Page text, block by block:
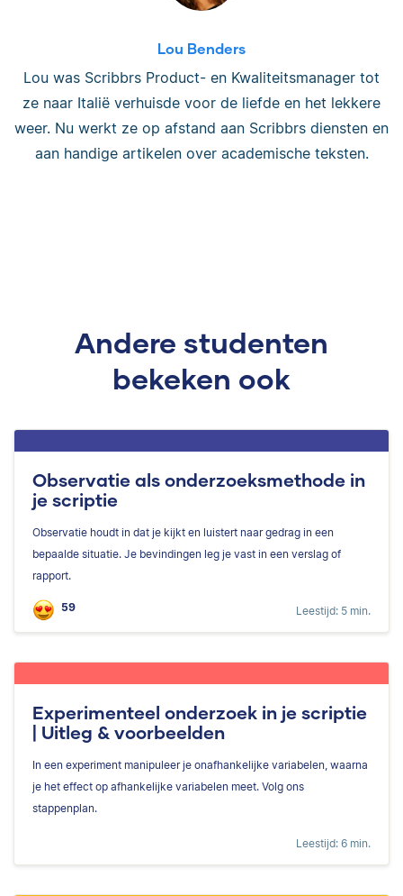
Lou Benders
Lou was Scribbrs Product- en Kwaliteitsmanager tot
ze naar Italië verhuisde voor de liefde en het lekkere
weer. Nu werkt ze op afstand aan Scribbrs diensten en
aan handige artikelen over academische teksten.
Andere studenten
bekeken ook
Observatie als onderzoeksmethode in
je scriptie
Observatie houdt in dat je kijkt en luistert naar gedrag in een
bepaalde situatie. Je bevindingen leg je vast in een verslag of
rapport.
59 Leestijd: 5 min.
Experimenteel onderzoek in je scriptie
| Uitleg & voorbeelden
In een experiment manipuleer je onafhankelijke variabelen, waarna
je het effect op afhankelijke variabelen meet. Volg ons
stappenplan.
Leestijd: 6 min.